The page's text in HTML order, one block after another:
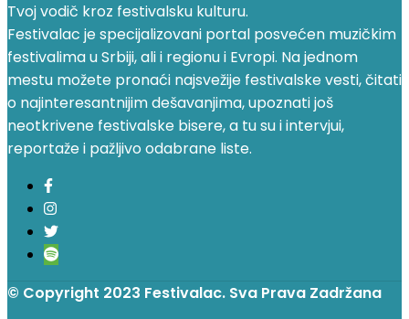
Tvoj vodič kroz festivalsku kulturu.
Festivalac je specijalizovani portal posvećen muzičkim
festivalima u Srbiji, ali i regionu i Evropi. Na jednom
mestu možete pronaći najsvežije festivalske vesti, čitati
o najinteresantnijim dešavanjima, upoznati još
neotkrivene festivalske bisere, a tu su i intervjui,
reportaže i pažljivo odabrane liste.
© Copyright 2023 Festivalac. Sva Prava Zadržana